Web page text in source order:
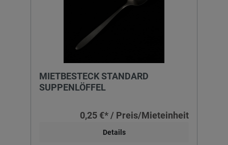
MIETBESTECK STANDARD
SUPPENLÖFFEL
0,25 €* / Preis/Mieteinheit
Details